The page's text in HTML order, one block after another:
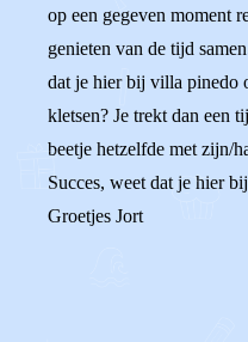
op een gegeven moment
genieten van de tijd
dat je hier bij villa pinedo
kletsen? Je trekt dan een
beetje hetzelfde met zijn/
Succes, weet dat je hier
Groetjes Jort